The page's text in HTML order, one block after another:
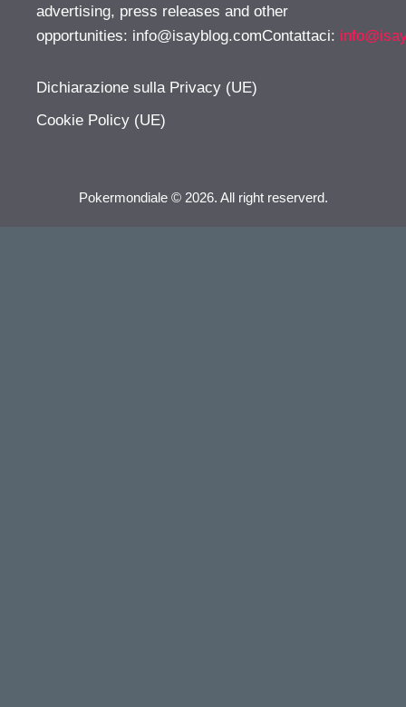
advertising, press releases and other
opportunities: info@isayblog.comContattaci:
Dichiarazione sulla Privacy (UE)
Cookie Policy (UE)
Pokermondiale © 2026. All right reserverd.